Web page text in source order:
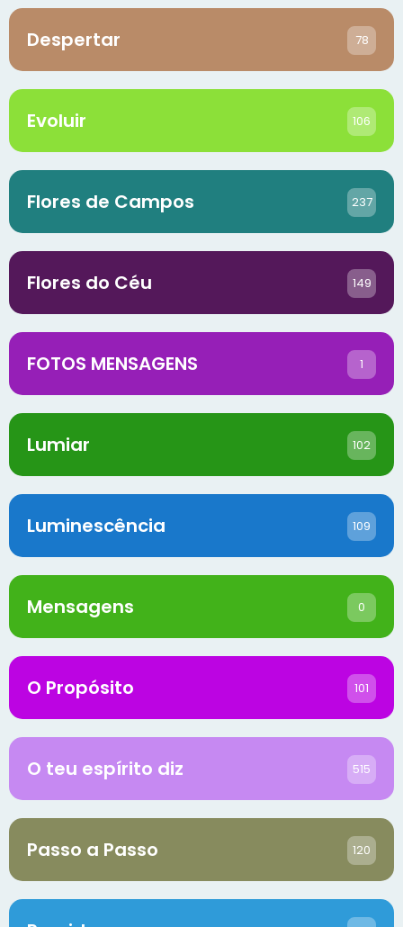
Despertar 78
Evoluir 106
Flores de Campos 237
Flores do Céu 149
FOTOS MENSAGENS 1
Lumiar 102
Luminescência 109
Mensagens 0
O Propósito 101
O teu espírito diz 515
Passo a Passo 120